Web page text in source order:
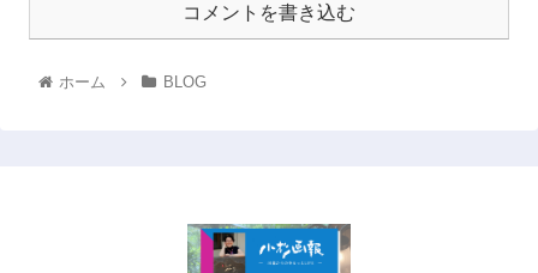
コメントを書き込む
ホーム BLOG